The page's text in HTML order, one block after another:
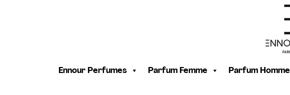
Ennour Perfumes Parfum Femme Parfum Homme